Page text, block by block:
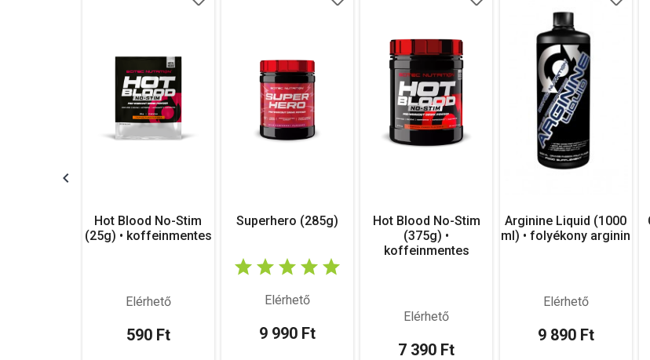
Hot Blood No-Stim
(25g) • koffeinmentes
Elérhető
590 Ft
Superhero (285g)
Elérhető
9 990 Ft
Hot Blood No-Stim
(375g) •
koffeinmentes
Elérhető
7 390 Ft
Arginine Liquid (1000
ml) • folyékony arginin
Elérhető
9 890 Ft